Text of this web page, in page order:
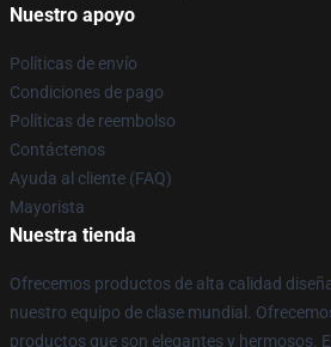
Nuestro apoyo
Políticas de envío
Condiciones de pago
Políticas de reembolso
Contáctenos
Ayuda al cliente (FAQ)
Mayorista
Nuestra tienda
Ofrecemos productos de alta calidad
nuestro equipo de clase mundial.
productos que son elegantes y hermosos.